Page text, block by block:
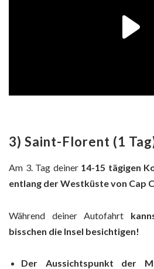
3) Saint-Florent (1
Am 3. Tag deiner 14-15 tägigen
entlang der Westküste von Cap
Während deiner Autofahrt
bisschen die Insel besichtigen!
Der Aussichtspunkt der